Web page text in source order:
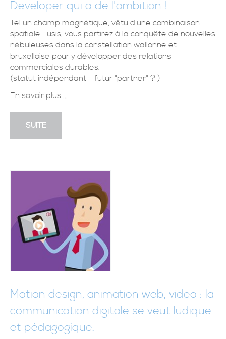
Developer qui a de l'ambition !
Tel un champ magnétique, vêtu d'une combinaison
spatiale Lusis, vous partirez à la conquête de nouvelles
nébuleuses dans la constellation wallonne et
bruxelloise pour y développer des relations
commerciales durables.
(statut indépendant - futur "partner" ? )
En savoir plus ...
SUITE
Motion design, animation web, video : la
communication digitale se veut ludique
et pédagogique.